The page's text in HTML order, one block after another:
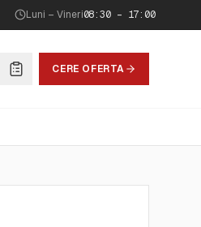
Luni – Vineri08:30 – 17:00
CERE OFERTA